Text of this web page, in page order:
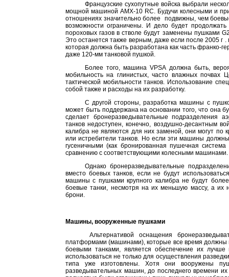
Французские сухопутные войска выбрали
мощной машиной АМХ-10 RC. Будучи колесными и
отношениях значительно более
подвижны, чем
возможности ограничены. И дело будет
пороховых газов в стволе будут заменены пушками
Это останется также верным, даже если после2005 г .
которая должна быть разработана как часть франко-
даже 120-мм танковой пушкой.
Более того, машина VPSA должна быть,
мобильность на глинистых, часто влажных почвах
тактической мобильности танков. Использование
собой также и расходы на их разработку.
С другой стороны, разработка машины с
может быть поддержана на основании того, что она
сделает бронеразведывательные подразделения
танков недоступен, конечно, воздушно-десантным
калибра не являются для них заменой, они могут по
или истребители танков. Но если эти машины
гусеничными (как бронированная пушечная
сравнению с соответствующими колесными машинами.
Однако бронеразведывательные
вместо боевых танков, если не будут
машины с пушками крупного калибра не будут
боевые танки, несмотря на их меньшую массу, а их
брони.
Машины, вооруженные пушками
Альтернативой оснащения
платформами (машинами), которые все время должны
боевыми танками, является обеспечение их
использоваться не только для осуществления
типа уже изготовлены. Хотя они вооружены
разведывательных машин, до последнего времени